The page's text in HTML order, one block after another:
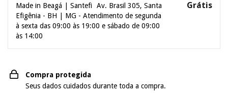
Made in Beagá | Santefi Av. Brasil 305, Santa
Efigênia - BH | MG - Atendimento de segunda
à sexta das 09:00 às 19:00 e sábado de 09:00
às 14:00
Grátis
Compra protegida
Seus dados cuidados durante toda a compra.